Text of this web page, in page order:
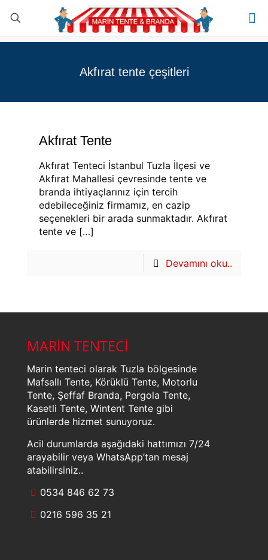
Akfırat tente çeşitleri
Akfırat Tente
Akfırat Tenteci İstanbul Tuzla İlçesi ve
Akfırat Mahallesi çevresinde tente ve
branda ihtiyaçlarınız için tercih
edebileceğiniz firmamız, en cazip
seçenekleri bir arada sunmaktadır. Akfırat
tente ve […]
Devamını oku..
MARİN TENTECİ
Marin tenteci olarak Tuzla bölgesinde
Mafsallı Tente, Körüklü Tente, Motorlu
Tente, Şeffaf Branda, Pergola Tente,
Kasetli Tente, Wintent Tente gibi
ürünlerde hizmet sunuyoruz.
Acil durumlarda aşağıdaki hattımızı 7/24
arayabilir veya WhatsApp’tan mesaj
atabilirsiniz..
0534 846 62 73
0216 596 35 21